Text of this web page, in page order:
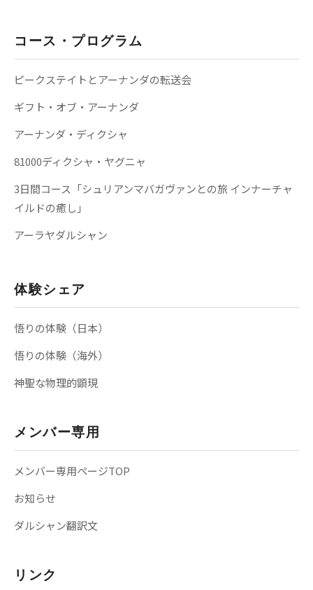
コース・プログラム
ピークステイトとアーナンダの転送会
ギフト・オブ・アーナンダ
アーナンダ・ディクシャ
81000ディクシャ・ヤグニャ
3日間コース「シュリアンマバガヴァンとの旅 インナーチャ
イルドの癒し」
アーラヤダルシャン
体験シェア
悟りの体験（日本）
悟りの体験（海外）
神聖な物理的顕現
メンバー専用
メンバー専用ページTOP
お知らせ
ダルシャン翻訳文
リンク